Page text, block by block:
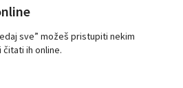
sve” možeš pristupiti nekim
ih online.